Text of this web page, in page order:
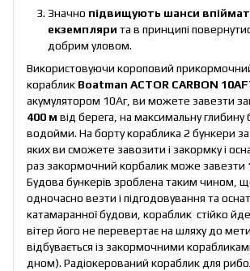
Значно підвищують шанси
екземпляри та в принципі
добрим уловом.
Використовуючи короповий
кораблик Boatman ACTOR CARBON
акумулятором 10Aг, ви можете завезти
400 м від берега, на максимальну глибину
водойми. На борту кораблика 2 бункери
яких ви сможете завозити і закормку і
раз закормочний корбалик може завезти
Будова бункерів зроблена таким чином,
одночасно везти і підгодовування та
катамаранної будови, кораблик стійко
вітер його не перевертає на шляху до
відбувається із закормочними
дном). Радіокерований кораблик для